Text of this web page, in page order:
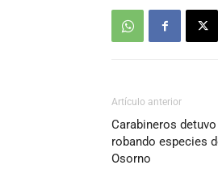
Artículo anterior
Carabineros
robando especies
Osorno